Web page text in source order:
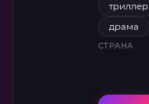
триллер
драма
СТРАНА